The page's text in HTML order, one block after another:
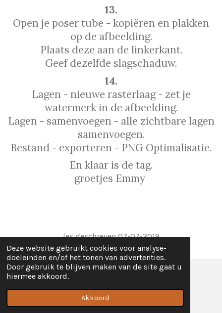
Deze website gebruikt cookies voor analyse-
doeleinden en/of het tonen van advertenties.
Door gebruik te blijven maken van de site gaat u
hiermee akkoord.
Akkoord
13.
Open je poser tube - kopiëren en plakken
op de afbeelding.
Plaats deze aan de linkerkant.
Geef dezelfde slagschaduw.
14.
Lagen - nieuwe rasterlaag - zet je
watermerk in de afbeelding.
Lagen - samenvoegen - alle zichtbare lagen
samenvoegen.
Bestand - exporteren - PNG Optimalisatie.
En klaar is de tag.
groetjes Emmy
les geschreven 07-07-2019
© 2018 - 2026 lessen
Powered by